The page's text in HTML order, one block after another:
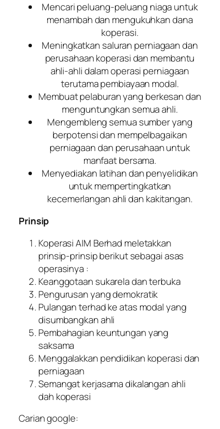
Mencari peluang-peluang niaga untuk
menambah dan mengukuhkan dana
koperasi.
Meningkatkan saluran perniagaan dan
perusahaan koperasi dan membantu
ahli-ahli dalam operasi perniagaan
terutama pembiayaan modal.
Membuat pelaburan yang berkesan dan
menguntungkan semua ahli.
Mengembleng semua sumber yang
berpotensi dan mempelbagaikan
perniagaan dan perusahaan untuk
manfaat bersama.
Menyediakan latihan dan penyelidikan
untuk mempertingkatkan
kecemerlangan ahli dan kakitangan.
Prinsip
Koperasi AIM Berhad meletakkan
prinsip-prinsip berikut sebagai asas
operasinya :
Keanggotaan sukarela dan terbuka
Pengurusan yang demokratik
Pulangan terhad ke atas modal yang
disumbangkan ahli
Pembahagian keuntungan yang
saksama
Menggalakkan pendidikan koperasi dan
perniagaan
Semangat kerjasama dikalangan ahli
dah koperasi
Carian google: